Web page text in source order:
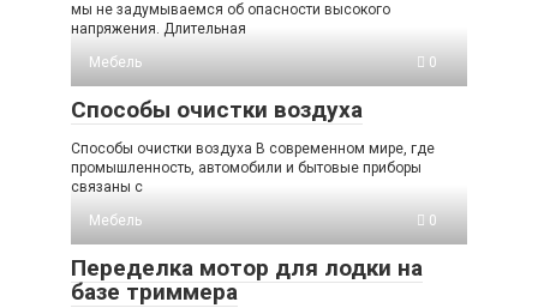
мы не задумываемся об опасности высокого
напряжения. Длительная
Мебель
0
Способы очистки воздуха
Способы очистки воздуха В современном мире, где
промышленность, автомобили и бытовые приборы
связаны с
Мебель
0
Переделка мотор для лодки на
базе триммера